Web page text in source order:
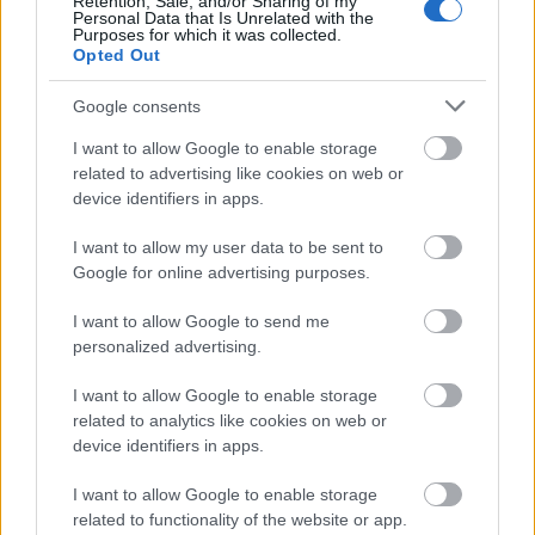
Personal Data that Is Unrelated with the
Purposes for which it was collected.
Opted Out
Google consents
I want to allow Google to enable storage
related to advertising like cookies on web or
device identifiers in apps.
I want to allow my user data to be sent to
Google for online advertising purposes.
I want to allow Google to send me
personalized advertising.
I want to allow Google to enable storage
related to analytics like cookies on web or
device identifiers in apps.
I want to allow Google to enable storage
related to functionality of the website or app.
veszprémi eloadásában
Szegedi Gábor felvétele
Veszprémben Anca Bradu rendezte meg A
komédiaszínházat. Erre annyi magyarázatot sem
találok, mint a Madách Kamara esetében. A
rendezőnek köze nincs a realizmushoz, a színháznak
pedig a programválasztáshoz. Mindazonáltal
érdeklődéssel vártam a bemutatót, hiszen a román
határozott kvalitásról győzött meg. Kíváncsi voltam,
mi sülhet ki abból, ha a színházi realizmus elméleti
stílusvilág távol áll. Mi történik, ha ez a kétféle
esztétikai elv, magatartás színvonalasan szembesül.
Reméltem, hogy mindenképpen izgalmas vitahelyzet